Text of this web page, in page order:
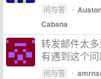
问与答 •
Cabana
转发邮件太
有遇到这个
问与答 •